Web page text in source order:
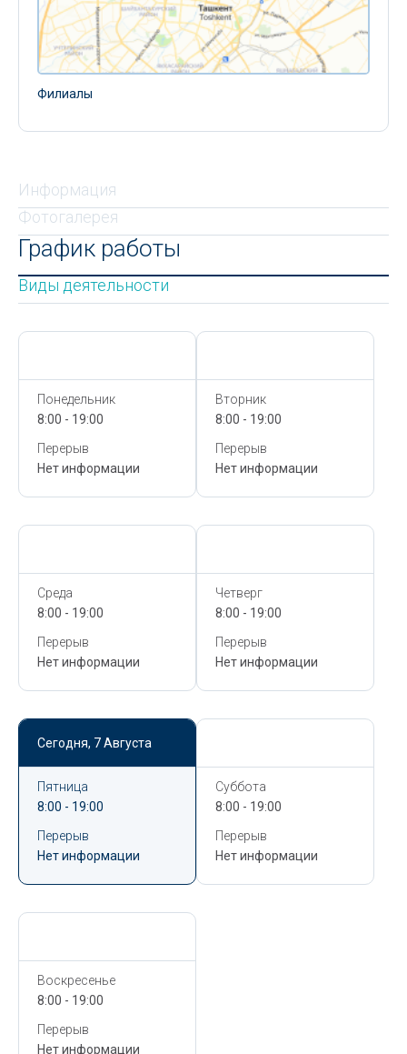
Филиалы
Информация
Фотогалерея
График работы
Виды деятельности
Понедельник
8:00 - 19:00
Перерыв
Нет информации
Вторник
8:00 - 19:00
Перерыв
Нет информации
Среда
8:00 - 19:00
Перерыв
Нет информации
Четверг
8:00 - 19:00
Перерыв
Нет информации
Сегодня, 7 Августа
Пятница
8:00 - 19:00
Перерыв
Нет информации
Суббота
8:00 - 19:00
Перерыв
Нет информации
Воскресенье
8:00 - 19:00
Перерыв
Нет информации